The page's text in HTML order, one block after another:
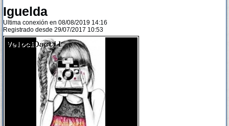
Iguelda
Ultima conexión en 08/08/2019 14:16
Registrado desde 29/07/2017 10:53